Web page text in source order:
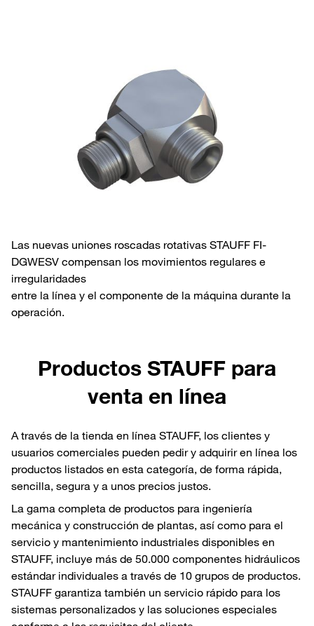
Las nuevas uniones roscadas rotativas STAUFF FI-
DGWESV compensan los movimientos regulares e
irregularidades
entre la línea y el componente de la máquina durante la
operación.
Productos STAUFF para
venta en línea
A través de la tienda en línea STAUFF, los clientes y
usuarios comerciales pueden pedir y adquirir en línea los
productos listados en esta categoría, de forma rápida,
sencilla, segura y a unos precios justos.
La gama completa de productos para ingeniería
mecánica y construcción de plantas, así como para el
servicio y mantenimiento industriales disponibles en
STAUFF, incluye más de 50.000 componentes hidráulicos
estándar individuales a través de 10 grupos de productos.
STAUFF garantiza también un servicio rápido para los
sistemas personalizados y las soluciones especiales